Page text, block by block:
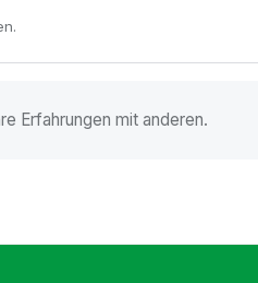
Erfahrungen mit anderen.